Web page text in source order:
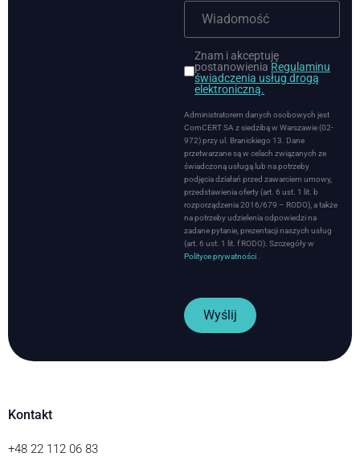
Znam i akceptuję
postanowienia Regulaminu
świadczenia usług drogą
elektroniczną.
Administratorem danych osobowych jest
ComCERT SA z siedzibą w Warszawie (02-
972) przy ul. Branickiego 13. Dane
przetwarzane są w celach związanych ze
świadczoną usługą lub na potrzeby
podjęcia działań przed zawarciem umowy,
przedstawienia oferty (art. 6 ust. 1 lit. b
rozporządzenia 2016/679 – RODO), a także
na potrzeby udzielenia odpowiedzi na
zadane pytanie, prezentacji naszych usług
(art. 6 ust. 1 lit. f RODO). Szczegóły w
Polityce prywatności
Wyślij
Kontakt
+48 22 112 06 83